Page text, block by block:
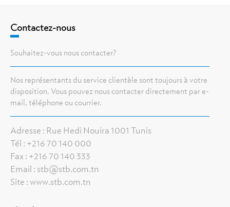
Contactez-nous
Souhaitez-vous nous contacter?
Nos représentants du service clientèle sont toujours à votre
disposition. Vous pouvez nous contacter directement par e-
mail, téléphone ou courrier.
Adresse : Rue Hedi Nouira 1001 Tunis
Tél : +216 70 140 000
Fax : +216 70 140 333
Email : stb@stb.com.tn
Site : www.stb.com.tn